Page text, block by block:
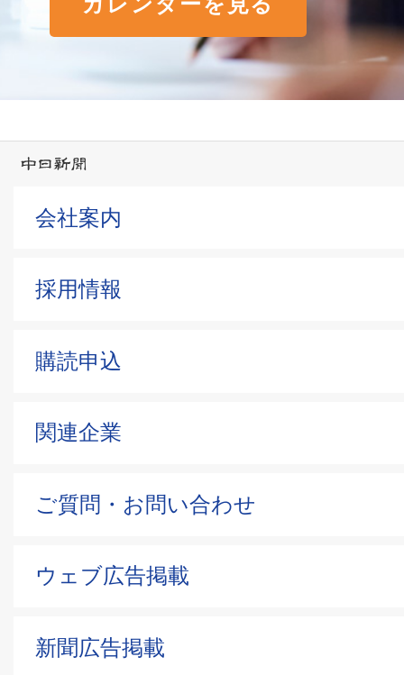
会社案内
採用情報
購読申込
関連企業
ご質問・お問い合わせ
ウェブ広告掲載
新聞広告掲載